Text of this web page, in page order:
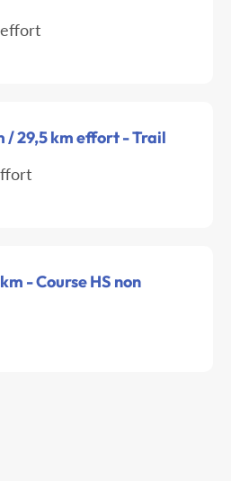
/ 29,5 km effort - Trail
- Course HS non